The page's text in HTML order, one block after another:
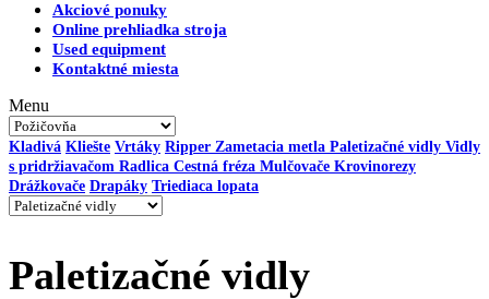
Akciové ponuky
Online prehliadka stroja
Used equipment
Kontaktné miesta
Menu
Kladivá Kliešte Vrtáky Ripper Zametacia metla Paletizačné vidly Vidly
s pridržiavačom Radlica Cestná fréza Mulčovače Krovinorezy
Drážkovače Drapáky Triediaca lopata
Paletizačné vidly